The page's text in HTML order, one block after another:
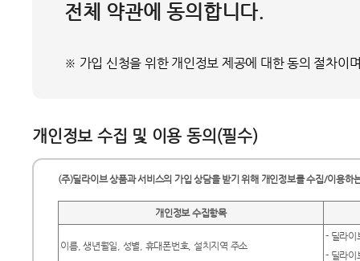
전체 약관에 동의합니다.
※ 가입 신청을 위한 개인정보 제공에 대한 동의 절차이
개인정보 수집 및 이용 동의(필수)
(주)딜라이브 상품과 서비스의 가입 상담을 받기 위해 개인정보를 수집/이용하
개인정보 수집항목
이름, 생년월일, 성별, 휴대폰번호, 설치지역 주소
- 딜라이
- 딜라이